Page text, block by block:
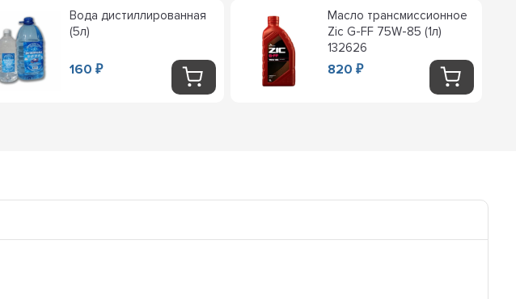
Вода дистиллированная
(5л)
160₽
Масло трансмиссионное
Zic G-FF 75W-85 (1л)
132626
820₽